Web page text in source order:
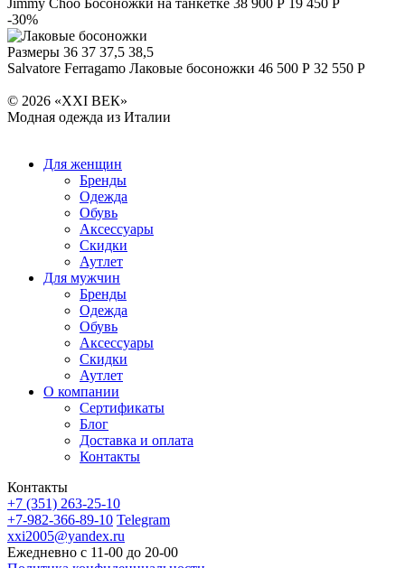
-30%
Размеры 36 37 37,5 38,5
Salvatore Ferragamo Лаковые босоножки 46 500 Р 32 550 Р
© 2026 «XXI ВЕК»
Модная одежда из Италии
Для женщин
Бренды
Одежда
Обувь
Аксессуары
Скидки
Аутлет
Для мужчин
Бренды
Одежда
Обувь
Аксессуары
Скидки
Аутлет
О компании
Сертификаты
Блог
Доставка и оплата
Контакты
Контакты
+7 (351) 263-25-10
+7-982-366-89-10 Telegram
xxi2005@yandex.ru
Ежедневно с 11-00 до 20-00